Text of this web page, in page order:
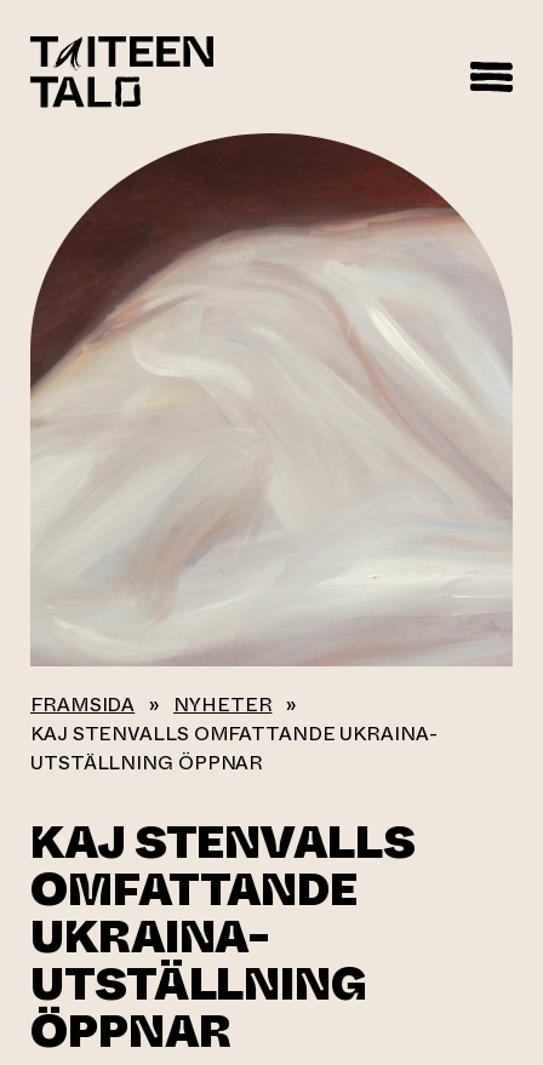
FRAMSIDA » NYHETER »
KAJ STENVALLS OMFATTANDE UKRAINA-
UTSTÄLLNING ÖPPNAR
KAJ STENVALLS
OMFATTANDE
UKRAINA-
UTSTÄLLNING
ÖPPNAR